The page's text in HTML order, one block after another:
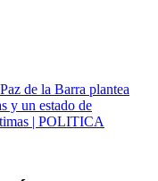
de la Barra plantea
y un estado de
| POLITICA